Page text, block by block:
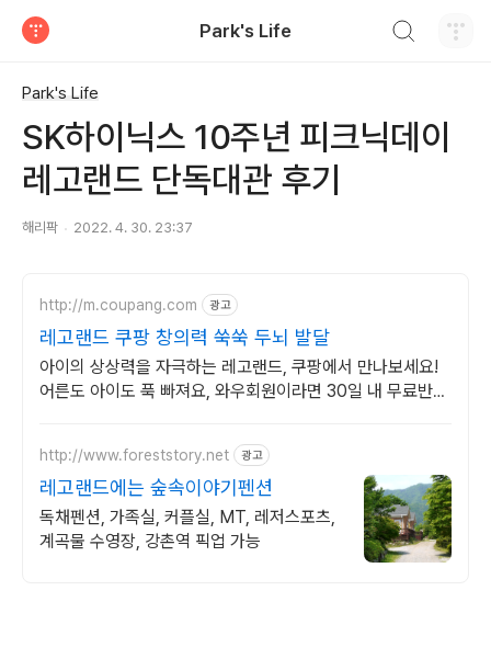
Park's Life
Park's Life
SK하이닉스 10주년 피크닉데이
레고랜드 단독대관 후기
해리팍 2022. 4. 30. 23:37
http://m.coupang.com 광고
레고랜드 쿠팡 창의력 쑥쑥 두뇌 발달
아이의 상상력을 자극하는 레고랜드, 쿠팡에서 만나보세요!
어른도 아이도 푹 빠져요, 와우회원이라면 30일 내 무료반
http://www.foreststory.net 광고
레고랜드에는 숲속이야기펜션
독채펜션, 가족실, 커플실, MT, 레저스포츠,
계곡물 수영장, 강촌역 픽업 가능